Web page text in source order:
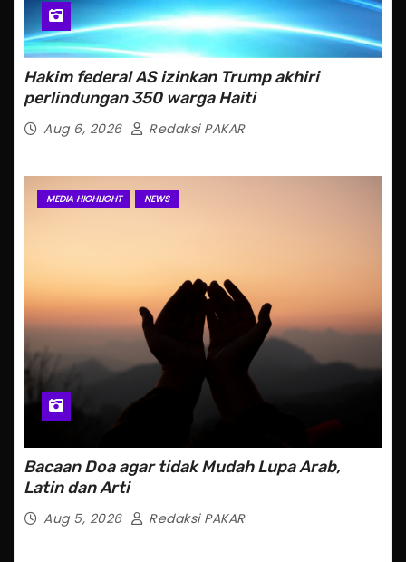
Hakim federal AS izinkan Trump akhiri
perlindungan 350 warga Haiti
Aug 6, 2026 Redaksi PAKAR
MEDIA HIGHLIGHT NEWS
Bacaan Doa agar tidak Mudah Lupa Arab,
Latin dan Arti
Aug 5, 2026 Redaksi PAKAR